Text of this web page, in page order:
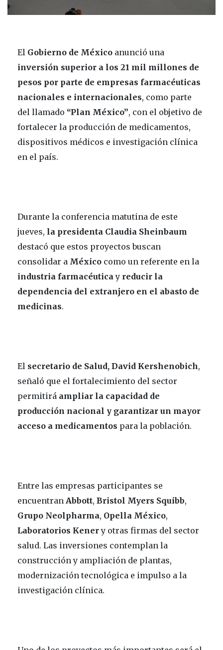
El Gobierno de México anunció una
inversión superior a los 21 mil millones de
pesos por parte de empresas farmacéuticas
nacionales e internacionales, como parte
del llamado “Plan México”, con el objetivo de
fortalecer la producción de medicamentos,
dispositivos médicos e investigación clínica
en el país.
Durante la conferencia matutina de este
jueves, la presidenta Claudia Sheinbaum
destacó que estos proyectos buscan
consolidar a México como un referente en la
industria farmacéuticay reducir la
dependencia del extranjero en el abasto de
medicinas.
El secretario de Salud, David Kershenobich,
señaló que el fortalecimiento del sector
permitirá ampliar la capacidad de
producción nacional y garantizar un mayor
acceso a medicamentos para la población.
Entre las empresas participantes se
encuentran Abbott, Bristol Myers Squibb,
Grupo Neolpharma, Opella México,
Laboratorios Kenery otras firmas del sector
salud. Las inversiones contemplan la
construcción y ampliación de plantas,
modernización tecnológica e impulso a la
investigación clínica.